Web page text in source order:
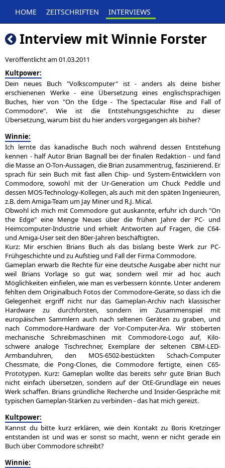
HOME ZEITSCHRIFTEN INTERVIEWS
Interview mit Winnie Forster
Veröffentlicht am 01.03.2011
Kultpower:
Dein neues Buch "Volkscomputer" ist - anders als deine bisher
erschienenen Werke - eine Übersetzung eines englischsprachigen
Buches, hier von "On the Edge - The Spectacular Rise and Fall of
Commodore". Wie ist die Entstehungsgeschichte zu dieser
Übersetzung, warum bist du hier anders vorgegangen als bisher?
Winnie:
Ich lernte das kanadische Buch noch während dessen Entstehung
kennen - half Autor Brian Bagnall bei der finalen Redaktion - und fand
die Masse an O-Ton-Aussagen, die Brian zusammentrug, faszinierend. Er
sprach für sein Buch mit fast allen Chip- und System-Entwicklern von
Commodore, sowohl mit der Ur-Generation um Chuck Peddle und
dessen MOS-Technology-Kollegen, als auch mit den späten Ingenieuren,
z.B. dem Amiga-Team um Jay Miner und R.J. Mical.
Obwohl ich mich mit Commodore gut auskannte, erfuhr ich durch "On
the Edge" eine Menge Neues über die frühen Jahre der PC- und
Heimcomputer-Industrie und erhielt Antworten auf Fragen, die C64-
und Amiga-User seit den 80er-Jahren beschäftigten.
Kurz: Mir erschien Brians Buch als das bislang beste Werk zur PC-
Frühgeschichte und zu Aufstieg und Fall der Firma Commodore.
Gameplan erwarb die Rechte für eine deutsche Ausgabe aber nicht nur
weil Brians Vorlage so gut war, sondern weil mir ad hoc auch
Möglichkeiten einfielen, wie man es verbessern könnte. Unter anderem
fehlten dem Originalbuch Fotos der Commodore-Geräte, so dass ich die
Gelegenheit ergriff nicht nur das Gameplan-Archiv nach klassischer
Hardware zu durchforsten, sondern im Zusammenspiel mit
europäischen Sammlern auch nach seltenen Geräten zu graben, und
nach Commodore-Hardware der Vor-Computer-Ära. Wir stöberten
mechanische Schreibmaschinen mit Commodore-Logo auf, Kilo-
schwere analoge Tischrechner, Exemplare der seltenen CBM-LED-
Armbanduhren, den MOS-6502-bestückten Schach-Computer
Chessmate, die Pong-Clones, die Commodore fertigte, einen C65-
Prototypen. Kurz: Gameplan wollte das bereits sehr gute Brian Buch
nicht einfach übersetzen, sondern auf der OtE-Grundlage ein neues
Werk schaffen. Brians gründliche Recherche und Insider-Gespräche mit
typischen Gameplan-Stärken zu verbinden - das hat mich gereizt.
Kultpower:
Kannst du bitte kurz erklären, wie dein Kontakt zu Boris Kretzinger
entstanden ist und was er sonst so macht, wenn er nicht gerade ein
Buch über Commodore schreibt?
Winnie: